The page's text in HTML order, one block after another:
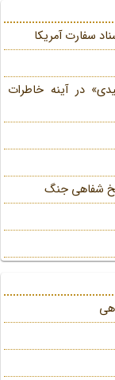
سفارت آمریکا
در آینه خاطرات
شفاهی جنگ